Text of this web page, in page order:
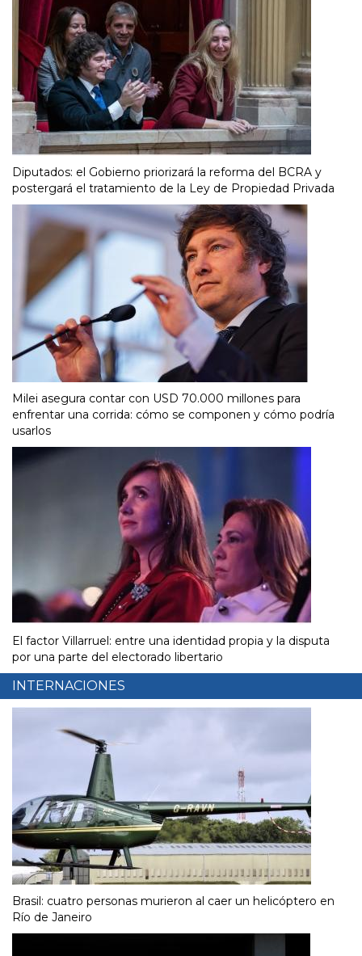
Diputados: el Gobierno priorizará la reforma del BCRA y
postergará el tratamiento de la Ley de Propiedad Privada
Milei asegura contar con USD 70.000 millones para
enfrentar una corrida: cómo se componen y cómo podría
usarlos
El factor Villarruel: entre una identidad propia y la disputa
por una parte del electorado libertario
INTERNACIONES
Brasil: cuatro personas murieron al caer un helicóptero en
Río de Janeiro